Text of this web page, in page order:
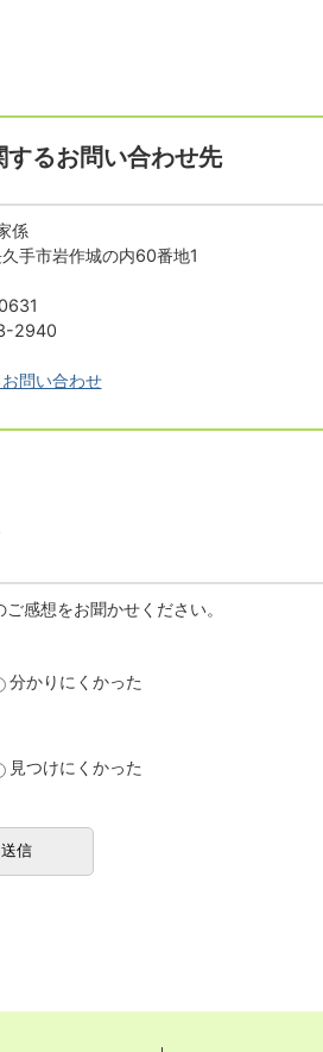
するお問い合わせ先
係
手市岩作城の内60番地1
2940
問い合わせ
感想をお聞かせください。
分かりにくかった
見つけにくかった